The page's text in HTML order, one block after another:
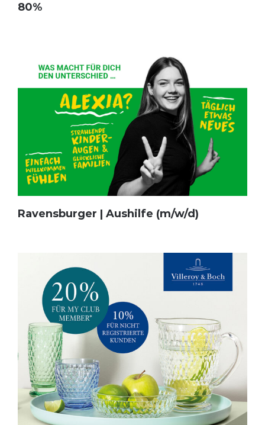
80%
Ravensburger | Aushilfe (m/w/d)